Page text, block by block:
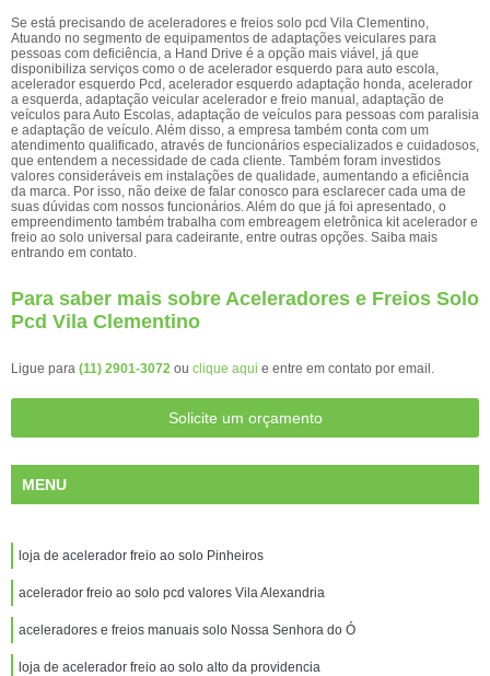
Se está precisando de aceleradores e freios solo pcd Vila Clementino,
Atuando no segmento de equipamentos de adaptações veiculares para
pessoas com deficiência, a Hand Drive é a opção mais viável, já que
disponibiliza serviços como o de acelerador esquerdo para auto escola,
acelerador esquerdo Pcd, acelerador esquerdo adaptação honda, acelerador
a esquerda, adaptação veicular acelerador e freio manual, adaptação de
veículos para Auto Escolas, adaptação de veículos para pessoas com paralisia
e adaptação de veículo. Além disso, a empresa também conta com um
atendimento qualificado, através de funcionários especializados e cuidadosos,
que entendem a necessidade de cada cliente. Também foram investidos
valores consideráveis em instalações de qualidade, aumentando a eficiência
da marca. Por isso, não deixe de falar conosco para esclarecer cada uma de
suas dúvidas com nossos funcionários. Além do que já foi apresentado, o
empreendimento também trabalha com embreagem eletrônica kit acelerador e
freio ao solo universal para cadeirante, entre outras opções. Saiba mais
entrando em contato.
Para saber mais sobre Aceleradores e Freios Solo
Pcd Vila Clementino
Ligue para (11) 2901-3072 ou clique aqui e entre em contato por email.
Solicite um orçamento
MENU
loja de acelerador freio ao solo Pinheiros
acelerador freio ao solo pcd valores Vila Alexandria
aceleradores e freios manuais solo Nossa Senhora do Ó
loja de acelerador freio ao solo alto da providencia